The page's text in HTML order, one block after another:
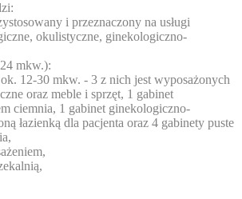
i przeznaczony na usługi
okulistyczne, ginekologiczno-
mkw.):
12-30 mkw. - 3 z nich jest wyposażonych
oraz meble i sprzęt, 1 gabinet
ciemnia, 1 gabinet ginekologiczno-
łazienką dla pacjenta oraz 4 gabinety puste